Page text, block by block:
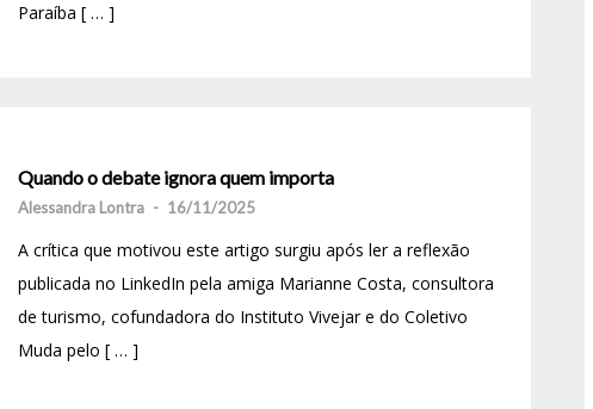
Paraíba [ … ]
Quando o debate ignora quem importa
Alessandra Lontra - 16/11/2025
A crítica que motivou este artigo surgiu após ler a reflexão
publicada no LinkedIn pela amiga Marianne Costa, consultora
de turismo, cofundadora do Instituto Vivejar e do Coletivo
Muda pelo [ … ]